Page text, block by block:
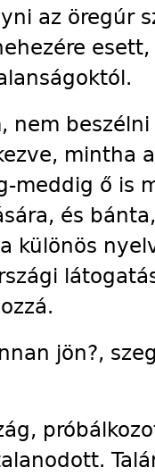
az öregúr
nem
mintha
meddig ő is
és
különös
jön?,